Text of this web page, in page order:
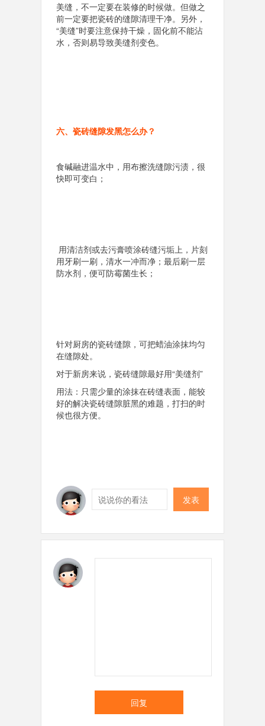
美缝，不一定要在装修的时候做。但做之
前一定要把瓷砖的缝隙清理干净。另外，
“美缝”时要注意保持干燥，固化前不能沾
水，否则易导致美缝剂变色。
六、瓷砖缝隙发黑怎么办？
食碱融进温水中，用布擦洗缝隙污渍，很
快即可变白；
用清洁剂或去污膏喷涂砖缝污垢上，片刻
用牙刷一刷，清水一冲而净；最后刷一层
防水剂，便可防霉菌生长；
针对厨房的瓷砖缝隙，可把蜡油涂抹均匀
在缝隙处。
对于新房来说，瓷砖缝隙最好用“美缝剂”
用法：只需少量的涂抹在砖缝表面，能较
好的解决瓷砖缝隙脏黑的难题，打扫的时
候也很方便。
发表
回复